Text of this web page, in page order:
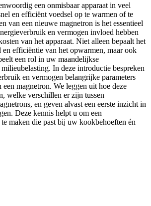
een onmisbaar apparaat in veel
en efficiënt voedsel op te warmen of te
van een nieuwe magnetron is het essentieel
en vermogen invloed hebben
van het apparaat. Niet alleen bepaalt het
en efficiëntie van het opwarmen, maar ook
een rol in uw maandelijkse
In deze introductie bespreken
en vermogen belangrijke parameters
magnetron. We leggen uit hoe deze
welke verschillen er zijn tussen
en geven alvast een eerste inzicht in
Deze kennis helpt u om een
maken die past bij uw kookbehoeften én